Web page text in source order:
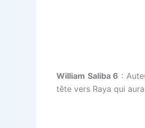
William Saliba 6 :
tête vers Raya qui